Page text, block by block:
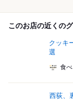
このお店の近くの
クッキ
選
食
西荻、